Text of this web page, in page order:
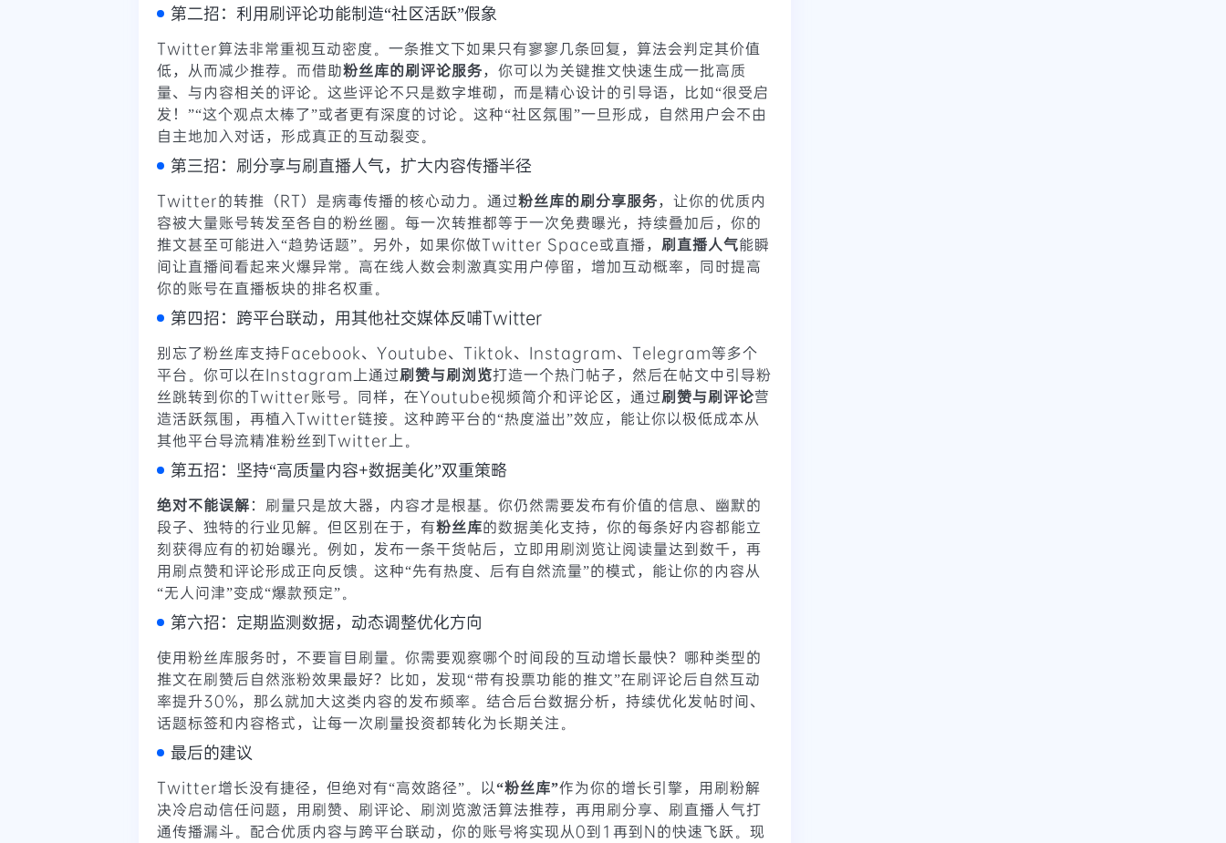
第二招：利用刷评论功能制造“社区活跃”假象
Twitter算法非常重视互动密度。一条推文下如果只有寥寥几条回复，算法会判定其价值
低，从而减少推荐。而借助粉丝库的刷评论服务，你可以为关键推文快速生成一批高质
量、与内容相关的评论。这些评论不只是数字堆砌，而是精心设计的引导语，比如“很受启
发！”“这个观点太棒了”或者更有深度的讨论。这种“社区氛围”一旦形成，自然用户会不由
自主地加入对话，形成真正的互动裂变。
第三招：刷分享与刷直播人气，扩大内容传播半径
Twitter的转推（RT）是病毒传播的核心动力。通过粉丝库的刷分享服务，让你的优质内
容被大量账号转发至各自的粉丝圈。每一次转推都等于一次免费曝光，持续叠加后，你的
推文甚至可能进入“趋势话题”。另外，如果你做Twitter Space或直播， 刷直播人气能瞬
间让直播间看起来火爆异常。高在线人数会刺激真实用户停留，增加互动概率，同时提高
你的账号在直播板块的排名权重。
第四招：跨平台联动，用其他社交媒体反哺Twitter
别忘了粉丝库支持Facebook、Youtube、Tiktok、Instagram、Telegram等多个
平台。你可以在Instagram上通过刷赞与刷浏览打造一个热门帖子，然后在帖文中引导粉
丝跳转到你的Twitter账号。同样，在Youtube视频简介和评论区，通过刷赞与刷评论营
造活跃氛围，再植入Twitter链接。这种跨平台的“热度溢出”效应，能让你以极低成本从
其他平台导流精准粉丝到Twitter上。
第五招：坚持“高质量内容+数据美化”双重策略
绝对不能误解：刷量只是放大器，内容才是根基。你仍然需要发布有价值的信息、幽默的
段子、独特的行业见解。但区别在于，有粉丝库的数据美化支持，你的每条好内容都能立
刻获得应有的初始曝光。例如，发布一条干货帖后，立即用刷浏览让阅读量达到数千，再
用刷点赞和评论形成正向反馈。这种“先有热度、后有自然流量”的模式，能让你的内容从
“无人问津”变成“爆款预定”。
第六招：定期监测数据，动态调整优化方向
使用粉丝库服务时，不要盲目刷量。你需要观察哪个时间段的互动增长最快？哪种类型的
推文在刷赞后自然涨粉效果最好？比如，发现“带有投票功能的推文”在刷评论后自然互动
率提升30%，那么就加大这类内容的发布频率。结合后台数据分析，持续优化发帖时间、
话题标签和内容格式，让每一次刷量投资都转化为长期关注。
最后的建议
Twitter增长没有捷径，但绝对有“高效路径”。以“粉丝库”作为你的增长引擎，用刷粉解
决冷启动信任问题，用刷赞、刷评论、刷浏览激活算法推荐，再用刷分享、刷直播人气打
通传播漏斗。配合优质内容与跨平台联动，你的账号将实现从0到1再到N的快速飞跃。现